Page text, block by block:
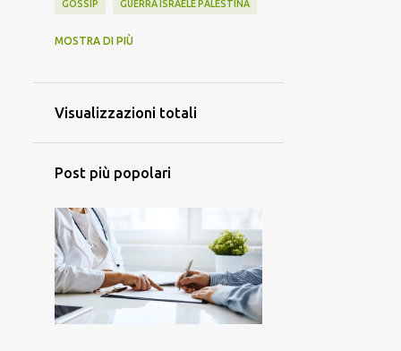
GOSSIP GUERRA ISRAELE PALESTINA
GUERRA ISRAELE PALESTINA IRAN
SANREMO
SCUOLA E DIDATTICA SPORT
VAIOLO DELLE SCIMMIE
MOSTRA DI PIÙ
Visualizzazioni totali
Post più popolari